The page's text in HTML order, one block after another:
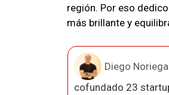
región. Por eso
más brillante y
Diego Noriega
cofundado 23